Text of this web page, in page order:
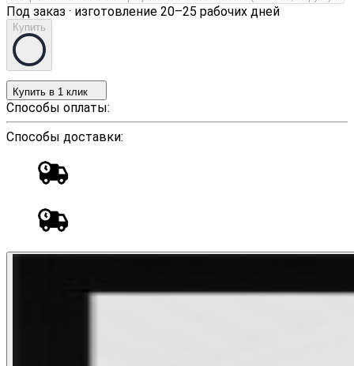
Под заказ · изготовление 20–25 рабочих дней
Купить
Купить в 1 клик
Способы оплаты:
Способы доставки: